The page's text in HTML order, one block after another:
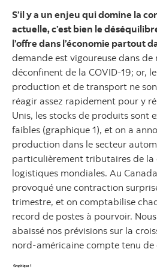
S’il y a un enjeu qui domine la
actuelle, c’est bien le
l’offre dans l’économie partout
demande est vigoureuse dans
déconfinent de la COVID-19; or,
production et de transport ne
réagir assez rapidement pour y
Unis, les stocks de produits sont
faibles (graphique 1), et on a
production dans le secteur
particulièrement tributaires de la
logistiques mondiales. Au
provoqué une contraction
trimestre, et on comptabilise
record de postes à pourvoir.
abaissé nos prévisions sur la
nord-américaine compte tenu de